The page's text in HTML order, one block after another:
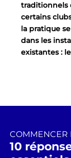
traditionnels
certains
la pratique
dans les
existantes :
COMMENCER
10